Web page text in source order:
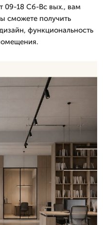
09-18 Сб-Вс вых., вам
сможете получить
функциональность